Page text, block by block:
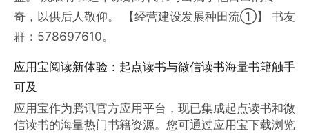
奇，以供后人敬仰。 【经营建设发展种田流①】 书友
群：578697610。
应用宝阅读新体验：起点读书与微信读书海量书籍触手
可及
应用宝作为腾讯官方应用平台，现已集成起点读书和微
信读书的海量热门书籍资源。您可通过应用宝下载浏览